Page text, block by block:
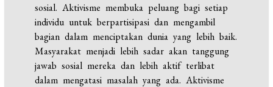
sosial. Aktivisme membuka peluang bagi setiap
individu untuk berpartisipasi dan mengambil
bagian dalam menciptakan dunia yang lebih baik.
Masyarakat menjadi lebih sadar akan tanggung
jawab sosial mereka dan lebih aktif terlibat
dalam mengatasi masalah yang ada. Aktivisme